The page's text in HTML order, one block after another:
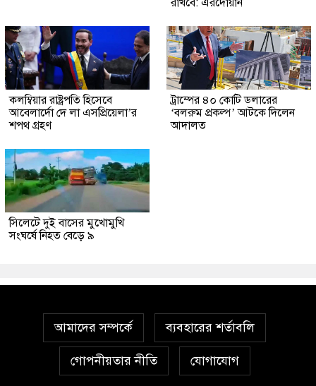
কলম্বিয়ার রাষ্ট্রপতি হিসেবে
আবেলার্দো দে লা এসপ্রিয়েলা’র
শপথ গ্রহণ
ট্রাম্পের ৪০ কোটি ডলারের
‘বলরুম প্রকল্প’ আটকে দিলেন
আদালত
সিলেটে দুই বাসের মুখোমুখি
সংঘর্ষে নিহত বেড়ে ৯
আমাদের সম্পর্কে ব্যবহারের শর্তাবলি
গোপনীয়তার নীতি যোগাযোগ